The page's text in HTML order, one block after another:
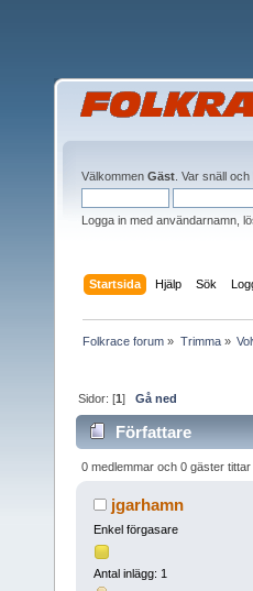
Välkommen Gäst . Var snäll och
Logga in med användarnamn,
Startsida Hjälp Sök
Folkrace forum » Trimma»
Sidor: [1]Gå ned
Författare
0 medlemmar och 0 gäster tittar
jgarhamn
Enkel förgasare
Antal inlägg: 1